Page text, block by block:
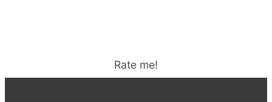
Rate me!